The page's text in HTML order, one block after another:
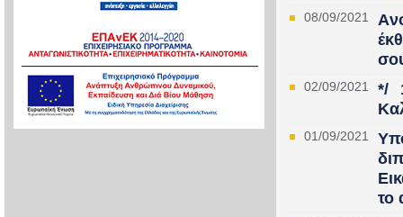
08/09/2021
02/09/2021
*/
01/09/2021
το